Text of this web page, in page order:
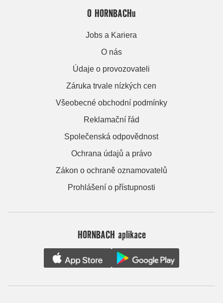
O HORNBACHu
Jobs a Kariera
O nás
Údaje o provozovateli
Záruka trvale nízkých cen
Všeobecné obchodní podmínky
Reklamační řád
Společenská odpovědnost
Ochrana údajů a právo
Zákon o ochraně oznamovatelů
Prohlášení o přístupnosti
HORNBACH aplikace